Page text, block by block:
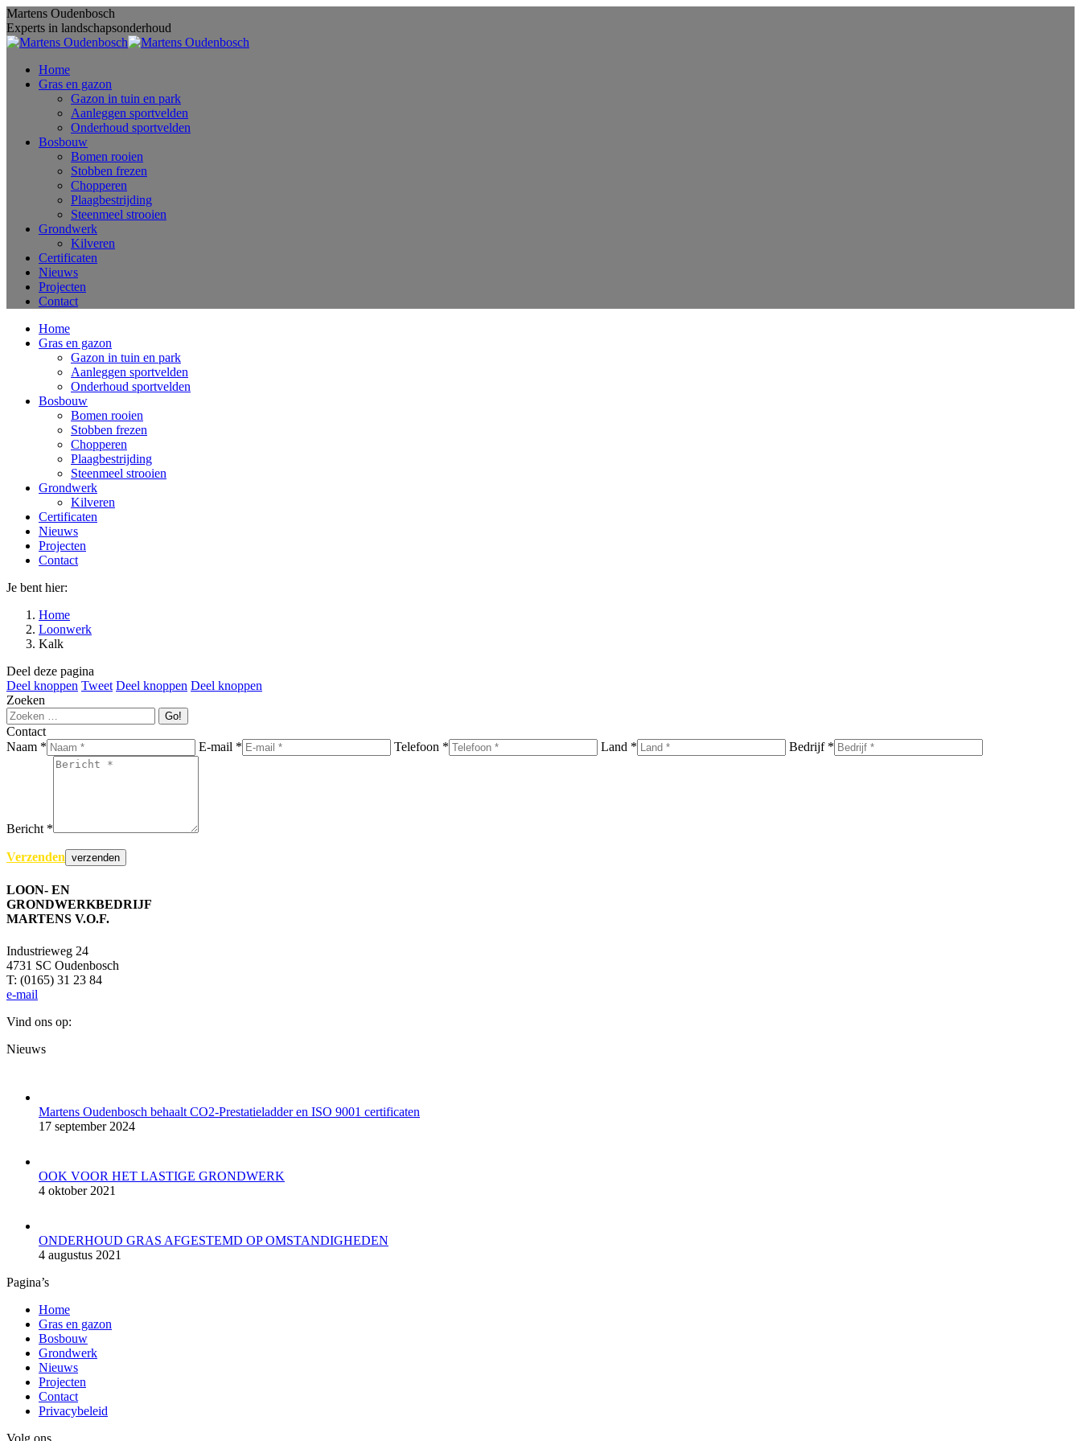
Skip
to
content
Martens Oudenbosch
Experts in landschapsonderhoud
Home
Gras en gazon
Gazon in tuin en park
Aanleggen sportvelden
Onderhoud sportvelden
Bosbouw
Bomen rooien
Stobben frezen
Chopperen
Plaagbestrijding
Steenmeel strooien
Grondwerk
Kilveren
Certificaten
Nieuws
Projecten
Contact
Home
Gras en gazon
Gazon in tuin en park
Aanleggen sportvelden
Onderhoud sportvelden
Bosbouw
Bomen rooien
Stobben frezen
Chopperen
Plaagbestrijding
Steenmeel strooien
Grondwerk
Kilveren
Certificaten
Nieuws
Projecten
Contact
Je bent hier:
Home
Loonwerk
Kalk
Deel deze pagina
Deel knoppen Deel
TweetDeel
Deel knoppen Deel
Deel knoppen
Zoeken
Search:
Contact
Naam *
E-mail * Telefoon * Land * Bedrijf *
Bericht *
Verzenden
LOON- EN
GRONDWERKBEDRIJF
MARTENS V.O.F.
Industrieweg 24
4731 SC Oudenbosch
T: (0165) 31 23 84
e-mail
Vind ons op:
Facebook
window
YouTube
window
Mail
window
Website
window
Nieuws
Martens Oudenbosch behaalt CO2-Prestatieladder en ISO 9001 certificaten
17 september 2024
OOK VOOR HET LASTIGE GRONDWERK
4 oktober 2021
ONDERHOUD GRAS AFGESTEMD OP OMSTANDIGHEDEN
4 augustus 2021
Pagina’s
Home
Gras en gazon
Bosbouw
Grondwerk
Nieuws
Projecten
Contact
Privacybeleid
Volg ons